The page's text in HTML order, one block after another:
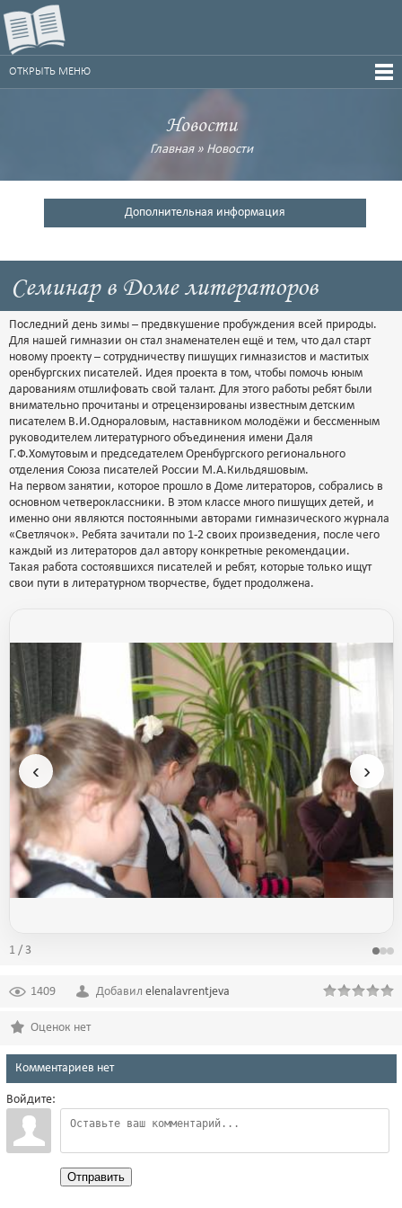
ОТКРЫТЬ МЕНЮ
Новости
Главная» Новости
Дополнительная информация
Семинар в Доме литераторов
Последний день зимы – предвкушение пробуждения всей природы.
Для нашей гимназии он стал знаменателен ещё и тем, что дал старт
новому проекту – сотрудничеству пишущих гимназистов и маститых
оренбургских писателей. Идея проекта в том, чтобы помочь юным
дарованиям отшлифовать свой талант. Для этого работы ребят были
внимательно прочитаны и отрецензированы известным детским
писателем В.И.Однораловым, наставником молодёжи и бессменным
руководителем литературного объединения имени Даля
Г.Ф.Хомутовым и председателем Оренбургского регионального
отделения Союза писателей России М.А.Кильдяшовым.
На первом занятии, которое прошло в Доме литераторов, собрались в
основном четвероклассники. В этом классе много пишущих детей, и
именно они являются постоянными авторами гимназического журнала
«Светлячок». Ребята зачитали по 1-2 своих произведения, после чего
каждый из литераторов дал автору конкретные рекомендации.
Такая работа состоявшихся писателей и ребят, которые только ищут
свои пути в литературном творчестве, будет продолжена.
‹ ›
1 / 3
1409 Добавил elenalavrentjeva
Оценок нет
Комментариев нет
Войдите:
Отправить